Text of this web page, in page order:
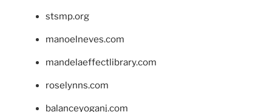
stsmp.org
manoelneves.com
mandelaeffectlibrary.com
roselynns.com
balanceyoganj.com